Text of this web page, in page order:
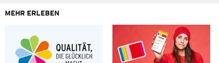
MEHR ERLEBEN